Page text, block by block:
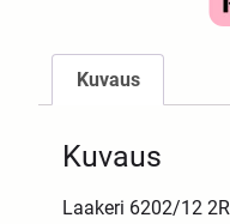
Kuvaus
Kuvaus
Laakeri 6202/12